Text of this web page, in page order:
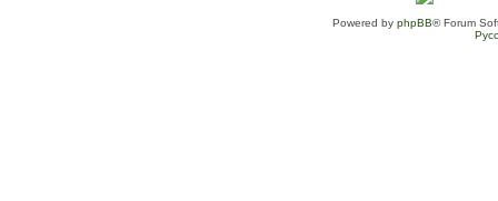
Powered by phpBB® Forum